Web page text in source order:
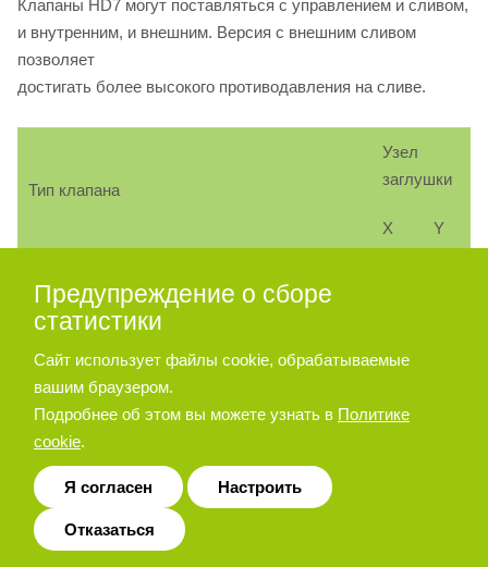
Клапаны HD7 могут поставляться с управлением и сливом,
и внутренним, и внешним. Версия с внешним сливом
позволяет
достигать более высокого противодавления на сливе.
Тип клапана
Узел
заглушки
X Y
**/*
внешний слив
HD7-ES-
**/*L
Внутреннее управление и
внутренний слив
нет
HD7-ES-
Внешнее управление и
HD7-ES-
**/*EL
Внешнее управление и
внутренний слив
Предупреждение о сборе
статистики
Сайт использует файлы cookie, обрабатываемые
вашим браузером.
Подробнее об этом вы можете узнать в Политике
cookie.
Я согласен Настроить
Отказаться